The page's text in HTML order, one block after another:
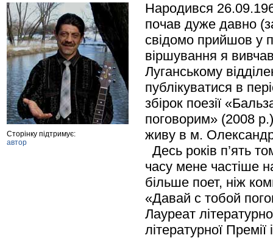
Сторінку підтримує:
автор
Народився
почав дуже давно
свідомо прийшов у
віршування я
Луганському
публікуватися в
збірок поезії
поговорим» (2008
живу в м.
Десь років п’ять
часу мене частіше
більше поет, ніж
«Давай с тобой
Лауреат
літературної